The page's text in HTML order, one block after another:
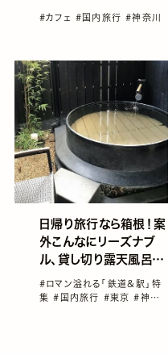
川県グランプリ店！
#カフェ #国内旅行#神奈川
日帰り旅行なら箱根！案
外こんなにリーズナブ
ル、貸し切り露天風呂デ
#ロマン溢れる「鉄道＆駅」特
集#国内旅行 #東京#神奈